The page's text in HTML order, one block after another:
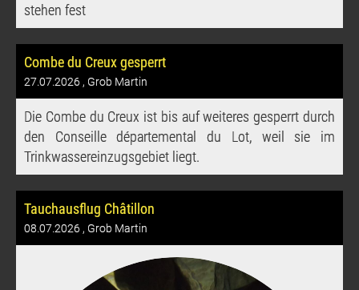
stehen fest
Combe du Creux gesperrt
27.07.2026 , Grob Martin
Die Combe du Creux ist bis auf weiteres gesperrt durch
den Conseille départemental du Lot, weil sie im
Trinkwassereinzugsgebiet liegt.
Tauchausflug Châtillon
08.07.2026 , Grob Martin